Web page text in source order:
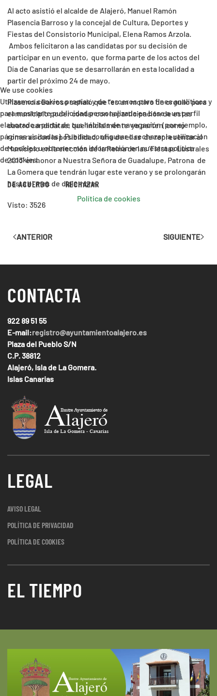
Al acto asistió el alcalde de Alajeró, Manuel Ramón
Plasencia Barroso y la concejal de Cultura, Deportes y
Fiestas del Consistorio Municipal, Elena Ramos Arzola.
Ambos felicitaron a las candidatas por su decisión de
participar en un evento, que forma parte de los actos del
Día de Canarias que se desarrollarán en esta localidad a
partir del próximo 24 de mayo.
Plasencia Barroso señaló que “es un motivo de orgullo para
el municipio poder contar con la participación de estas
cuatro candidatas, que inicialmente ya parten como
romeras con la posibilidad, una de ellas de representar al
Municipio en la elección de la Reina de las ‘Fiestas Lustrales
2013’ en honor a Nuestra Señora de Guadalupe, Patrona de
La Gomera que tendrán lugar este verano y se prolongarán
hasta el mes de diciembre.
Visto: 3526
ANTERIOR SIGUIENTE
CONTACTA
922 89 51 55
E-mail:registro@ayuntamientoalajero.es
Plaza del Pueblo S/N
C.P. 38812
Alajeró, Isla de La Gomera.
Islas Canarias
LEGAL
AVISO LEGAL
POLÍTICA DE PRIVACIDAD
POLÍTICA DE COOKIES
EL TIEMPO
We use cookies
Utilizamos cookies propias y de terceros para fines analíticos y
para mostrarte publicidad personalizada en base a un perfil
elaborado a partir de tus hábitos de navegación (por ejemplo,
páginas visitadas). Puedes configurar o rechazar la utilización
de cookies u obtener más información en nuestra política
de cookies.
DE ACUERDO RECHAZAR
Política de cookies